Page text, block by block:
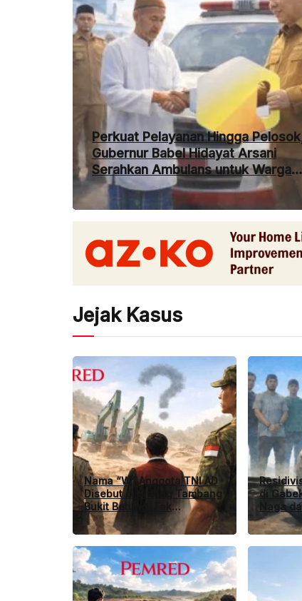
Perkuat Pelayanan Hingga
Gubernur Babel Hidayat Arsani
Serahkan Ambulans untuk Warga
Desa Kemingking
Jejak Kasus
Nama “W” Anggota TNI AD
Disebut di Sidang Tambang
Bukit Betung, Tak
Tercantum dalam Dakwaan
di
Naga
2026